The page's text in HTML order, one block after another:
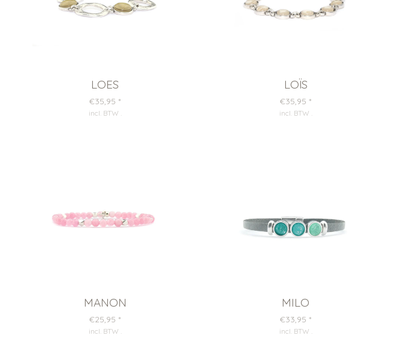
LOES
€35,95 *
incl. BTW
LOÏS
€35,95 *
incl. BTW
MANON
€25,95 *
incl. BTW
MILO
€33,95 *
incl. BTW